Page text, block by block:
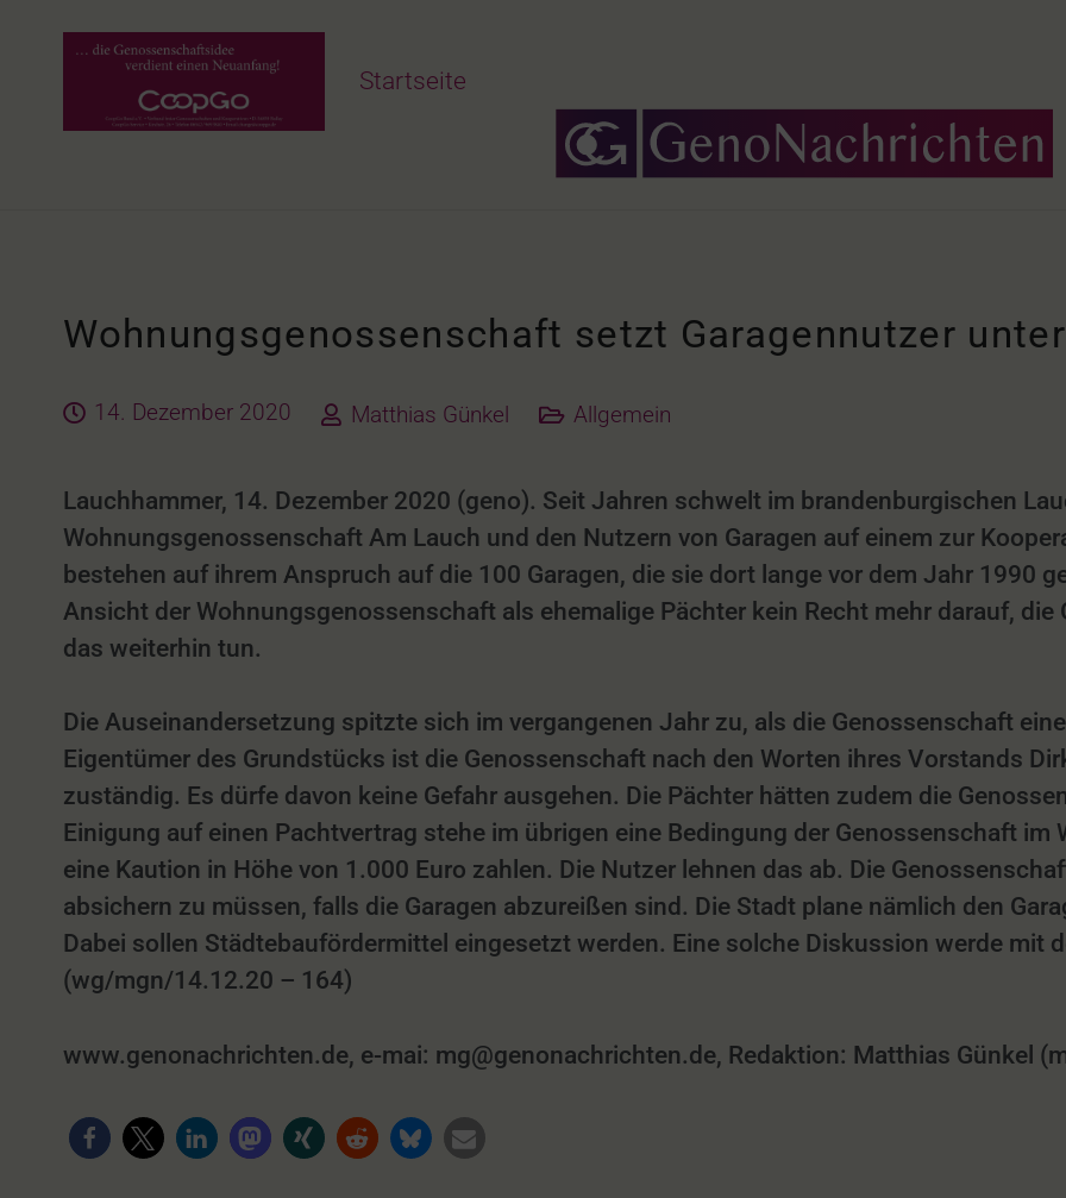
Startseite
Wohnungsgenossenschaft setzt Garagennutzer
14. Dezember 2020 Matthias Günkel Allgemein
Lauchhammer, 14. Dezember 2020 (geno). Seit Jahren schwelt im brandenburgischen
Wohnungsgenossenschaft Am Lauch und den Nutzern von Garagen auf einem zur
bestehen auf ihrem Anspruch auf die 100 Garagen, die sie dort lange vor dem Jahr 1990
Ansicht der Wohnungsgenossenschaft als ehemalige Pächter kein Recht mehr darauf,
das weiterhin tun.
Die Auseinandersetzung spitzte sich im vergangenen Jahr zu, als die Genossenschaft
Eigentümer des Grundstücks ist die Genossenschaft nach den Worten ihres Vorstands
zuständig. Es dürfe davon keine Gefahr ausgehen. Die Pächter hätten zudem die
Einigung auf einen Pachtvertrag stehe im übrigen eine Bedingung der Genossenschaft im
eine Kaution in Höhe von 1.000 Euro zahlen. Die Nutzer lehnen das ab. Die
absichern zu müssen, falls die Garagen abzureißen sind. Die Stadt plane nämlich den
Dabei sollen Städtebaufördermittel eingesetzt werden. Eine solche Diskussion werde mit
(wg/mgn/14.12.20 – 164)
www.genonachrichten.de, e-mai: mg@genonachrichten.de, Redaktion: Matthias Günkel